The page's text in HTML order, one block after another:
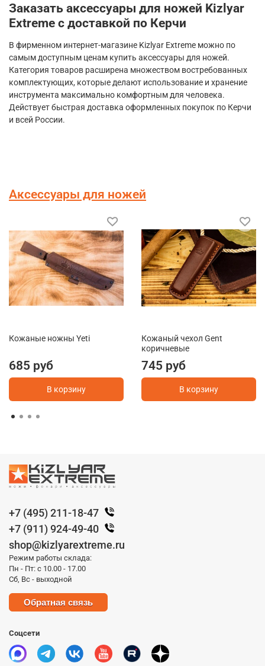
Заказать аксессуары для ножей Kizlyar
Extreme с доставкой по Керчи
В фирменном интернет-магазине Kizlyar Extreme можно по
самым доступным ценам купить аксессуары для ножей.
Категория товаров расширена множеством востребованных
комплектующих, которые делают использование и хранение
инструмента максимально комфортным для человека.
Действует быстрая доставка оформленных покупок по Керчи
и всей России.
Аксессуары для ножей
Кожаные ножны Yeti
685 руб
В корзину
Кожаный чехол Gent
коричневые
745 руб
В корзину
+7 (495) 211-18-47
+7 (911) 924-49-40
shop@kizlyarextreme.ru
Режим работы склада:
Пн - Пт: с 10.00 - 17.00
Сб, Вс - выходной
Обратная связь
Соцсети